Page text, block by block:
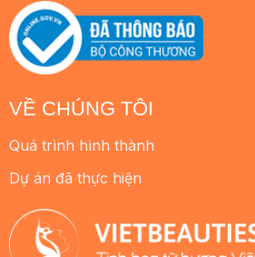
VỀ CHÚNG TÔI
Quá trình hình thành
Dự án đã thực hiện